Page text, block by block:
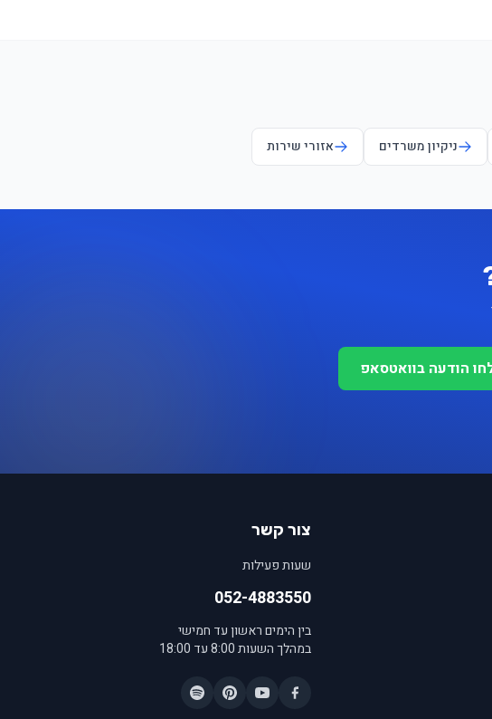
ניקיון משרדים אזורי שירות
הודעה בוואטסאפ
צור קשר
שעות פעילות
052-4883550
בין הימים ראשון עד חמישי
במהלך השעות 8:00 עד 18:00